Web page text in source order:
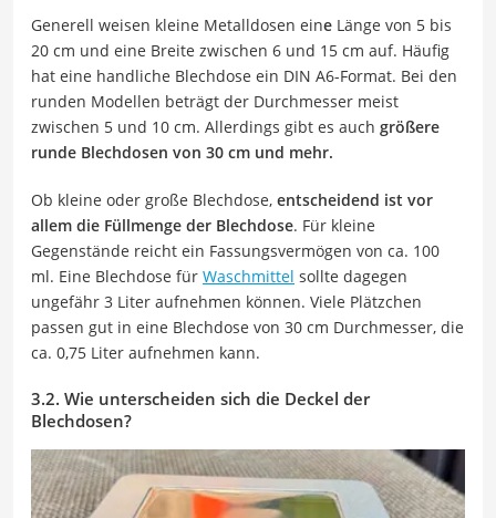
Generell weisen kleine Metalldosen eine Länge von 5 bis
20 cm und eine Breite zwischen 6 und 15 cm auf. Häufig
hat eine handliche Blechdose ein DIN A6-Format. Bei den
runden Modellen beträgt der Durchmesser meist
zwischen 5 und 10 cm. Allerdings gibt es auch größere
runde Blechdosen von 30 cm und mehr.
Ob kleine oder große Blechdose, entscheidend ist vor
allem die Füllmenge der Blechdose. Für kleine
Gegenstände reicht ein Fassungsvermögen von ca. 100
ml. Eine Blechdose für Waschmittel sollte dagegen
ungefähr 3 Liter aufnehmen können. Viele Plätzchen
passen gut in eine Blechdose von 30 cm Durchmesser, die
ca. 0,75 Liter aufnehmen kann.
3.2. Wie unterscheiden sich die Deckel der
Blechdosen?